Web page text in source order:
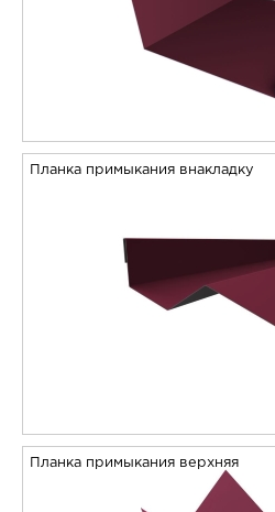
Планка примыкания внакладку
Планка примыкания верхняя